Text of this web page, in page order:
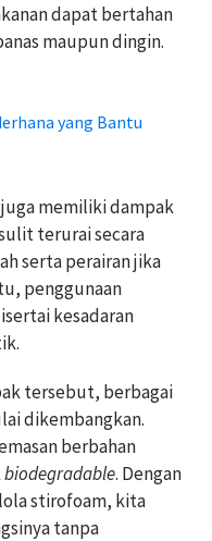
dapat bertahan
maupun dingin.
yang Bantu
memiliki dampak
terurai secara
serta perairan jika
penggunaan
kesadaran
tersebut, berbagai
dikembangkan.
berbahan
biodegradable. Dengan
stirofoam, kita
tanpa